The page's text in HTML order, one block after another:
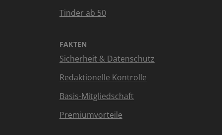
Tinder ab 50
FAKTEN
Sicherheit & Datenschutz
Redaktionelle Kontrolle
Basis-Mitgliedschaft
Premiumvorteile